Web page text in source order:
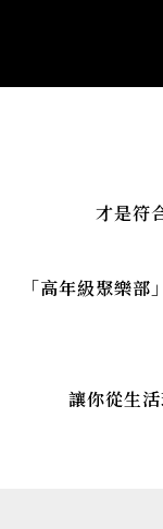
才是符
「高年級聚樂
讓你從生